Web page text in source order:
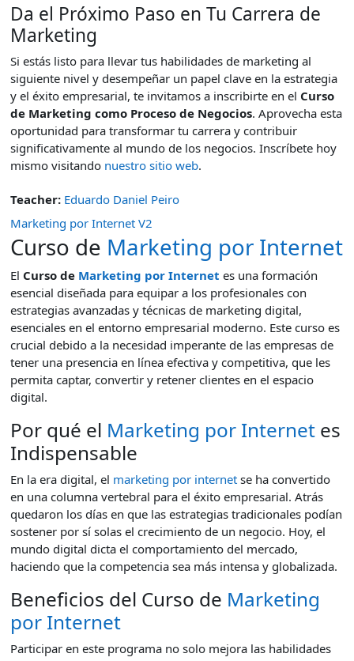
Da el Próximo Paso en Tu Carrera de
Marketing
Si estás listo para llevar tus habilidades de marketing al
siguiente nivel y desempeñar un papel clave en la estrategia
y el éxito empresarial, te invitamos a inscribirte en el Curso
de Marketing como Proceso de Negocios. Aprovecha esta
oportunidad para transformar tu carrera y contribuir
significativamente al mundo de los negocios. Inscríbete hoy
mismo visitando nuestro sitio web.
Teacher: Eduardo Daniel Peiro
Marketing por Internet V2
Curso de Marketing por Internet
El Curso de Marketing por Internet es una formación
esencial diseñada para equipar a los profesionales con
estrategias avanzadas y técnicas de marketing digital,
esenciales en el entorno empresarial moderno. Este curso es
crucial debido a la necesidad imperante de las empresas de
tener una presencia en línea efectiva y competitiva, que les
permita captar, convertir y retener clientes en el espacio
digital.
Por qué el Marketing por Internet es
Indispensable
En la era digital, el marketing por internet se ha convertido
en una columna vertebral para el éxito empresarial. Atrás
quedaron los días en que las estrategias tradicionales podían
sostener por sí solas el crecimiento de un negocio. Hoy, el
mundo digital dicta el comportamiento del mercado,
haciendo que la competencia sea más intensa y globalizada.
Beneficios del Curso de Marketing
por Internet
Participar en este programa no solo mejora las habilidades